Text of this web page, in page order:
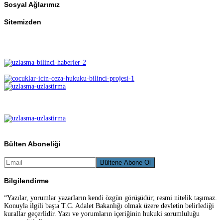
Sosyal Ağlarımız
Sitemizden
Bülten Aboneliği
Bilgilendirme
“Yazılar, yorumlar yazarların kendi özgün görüşüdür; resmi nitelik taşımaz.
Konuyla ilgili başta T.C. Adalet Bakanlığı olmak üzere devletin belirlediği
kurallar geçerlidir. Yazı ve yorumların içeriğinin hukuki sorumluluğu